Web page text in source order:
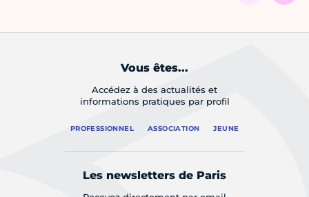
Vous êtes...
Accédez à des actualités et
informations pratiques par profil
PROFESSIONNEL ASSOCIATION JEUNE
Les newsletters de Paris